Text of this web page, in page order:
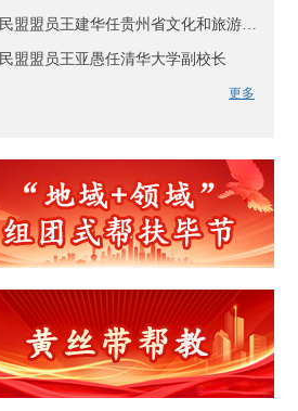
民盟盟员王亚愚任清华大学副校长
更多